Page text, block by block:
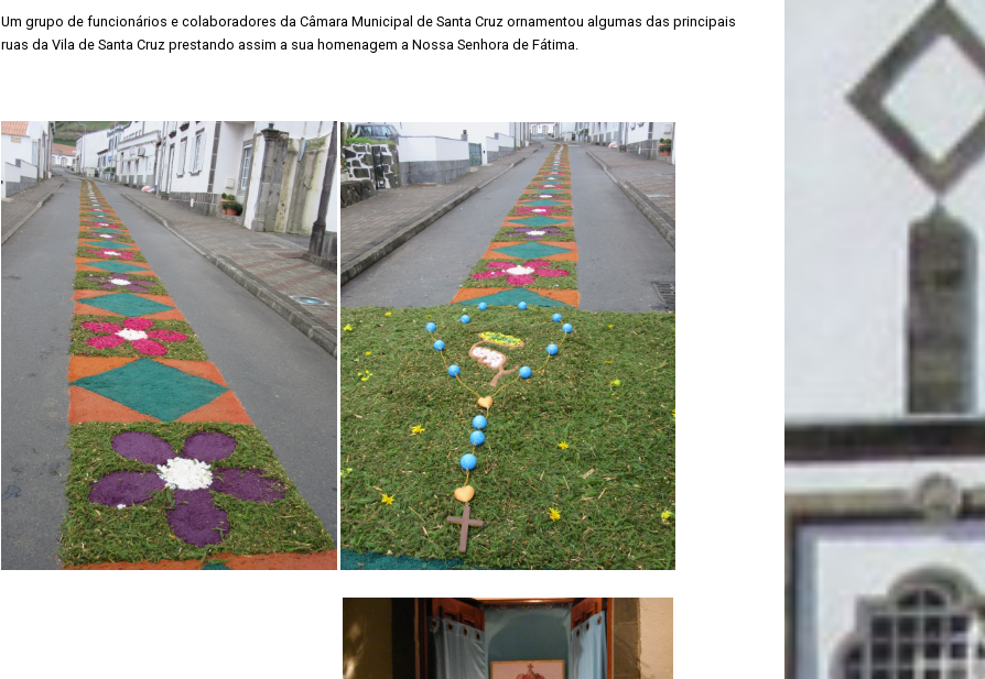
Um grupo de funcionários e colaboradores da Câmara Municipal de Santa Cruz ornamentou algumas das principais
ruas da Vila de Santa Cruz prestando assim a sua homenagem a Nossa Senhora de Fátima.